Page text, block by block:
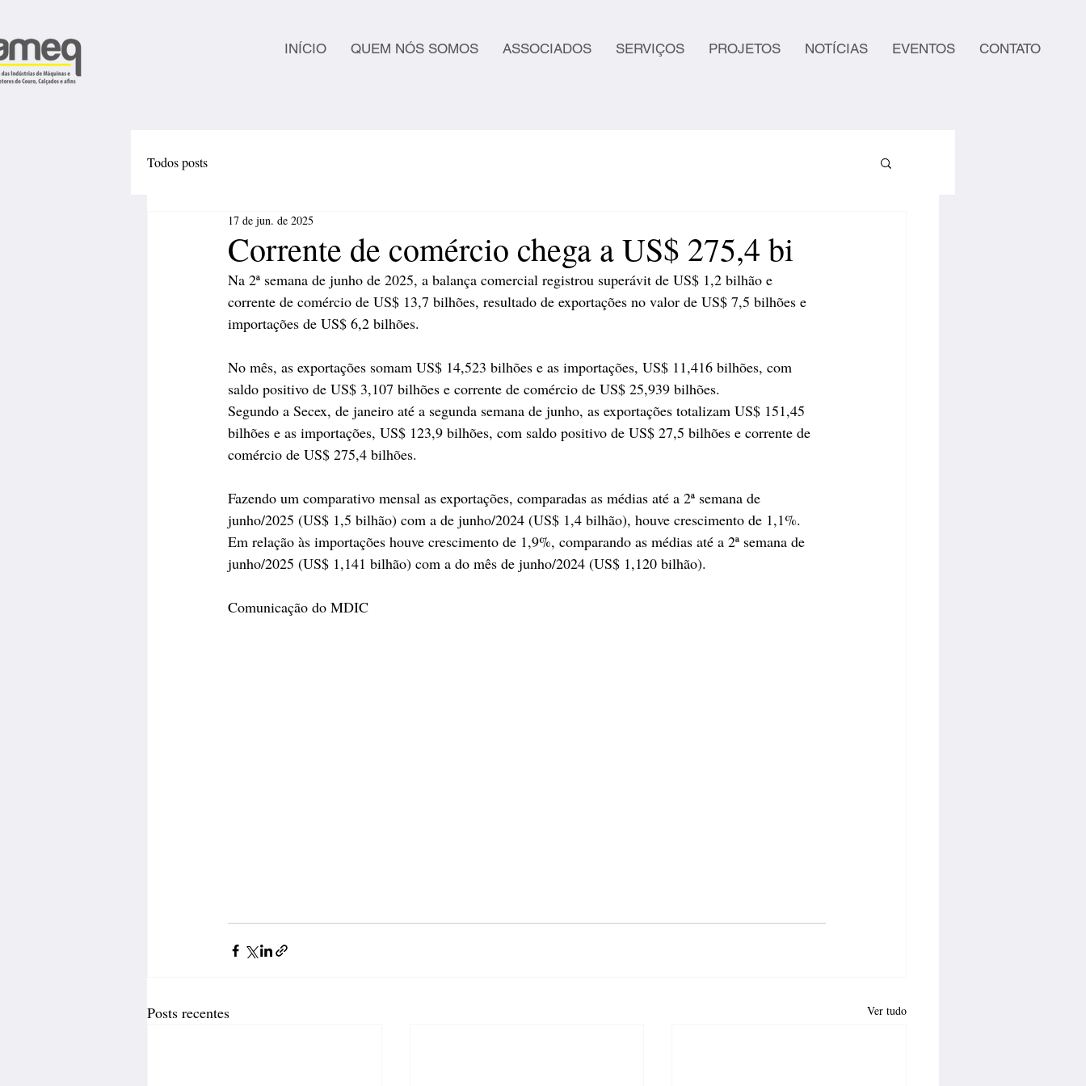
INÍCIO QUEM NÓS SOMOS ASSOCIADOS SERVIÇOS PROJETOS NOTÍCIAS EVENTOS CONTATO
Todos posts
Corrente de comércio chega a US$ 275,4 bi
17 de jun. de 2025
Na 2ª semana de junho de 2025, a balança comercial registrou superávit de US$ 1,2 bilhão e
corrente de comércio de US$ 13,7 bilhões, resultado de exportações no valor de US$ 7,5 bilhões e
importações de US$ 6,2 bilhões.
No mês, as exportações somam US$ 14,523 bilhões e as importações, US$ 11,416 bilhões, com
saldo positivo de US$ 3,107 bilhões e corrente de comércio de US$ 25,939 bilhões.
Segundo a Secex, de janeiro até a segunda semana de junho, as exportações totalizam US$ 151,45
bilhões e as importações, US$ 123,9 bilhões, com saldo positivo de US$ 27,5 bilhões e corrente de
comércio de US$ 275,4 bilhões.
Fazendo um comparativo mensal as exportações, comparadas as médias até a 2ª semana de
junho/2025 (US$ 1,5 bilhão) com a de junho/2024 (US$ 1,4 bilhão), houve crescimento de 1,1%.
Em relação às importações houve crescimento de 1,9%, comparando as médias até a 2ª semana de
junho/2025 (US$ 1,141 bilhão) com a do mês de junho/2024 (US$ 1,120 bilhão).
Comunicação do MDIC
Posts recentes Ver tudo